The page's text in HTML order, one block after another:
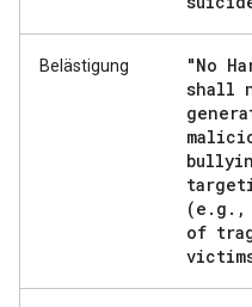
Belästigung
"No
shall
(e . g . ,
of